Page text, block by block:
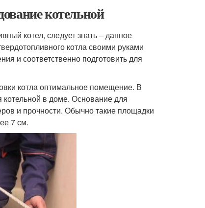
котельной
котел, следует знать – данное
котла своими руками
и соответственно подготовить для
котла оптимальное помещение. В
котельной в доме. Основание для
и прочности. Обычно такие площадки
7 см.